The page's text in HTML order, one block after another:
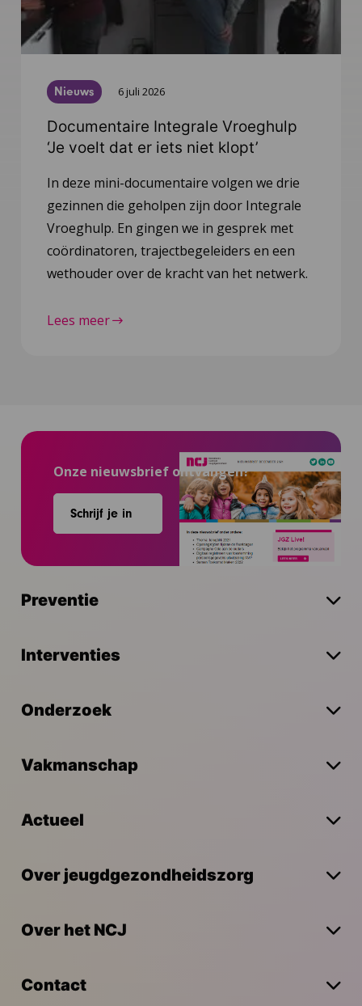
Nieuws 6 juli 2026
Documentaire Integrale Vroeghulp
‘Je voelt dat er iets niet klopt’
In deze mini-documentaire volgen we drie
gezinnen die geholpen zijn door Integrale
Vroeghulp. En gingen we in gesprek met
coördinatoren, trajectbegeleiders en een
wethouder over de kracht van het netwerk.
Lees meer
Onze nieuwsbrief ontvangen?
Schrijf je in
Preventie
Interventies
Onderzoek
Vakmanschap
Actueel
Over jeugdgezondheidszorg
Over het NCJ
Contact